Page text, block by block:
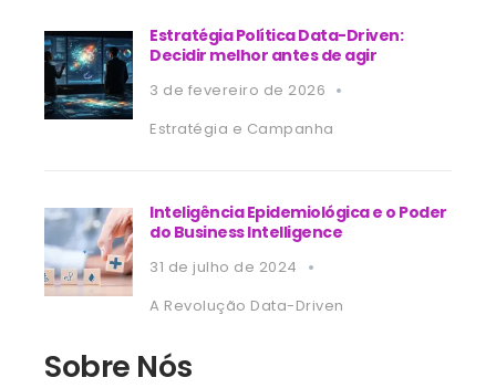
Estratégia Política Data-Driven:
Decidir melhor antes de agir
3 de fevereiro de 2026
Estratégia e Campanha
Inteligência Epidemiológica e o Poder
do Business Intelligence
31 de julho de 2024
A Revolução Data-Driven
Sobre Nós